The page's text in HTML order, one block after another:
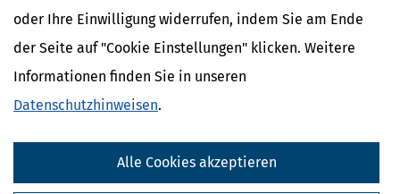
oder Ihre Einwilligung widerrufen, indem Sie am Ende
der Seite auf "Cookie Einstellungen" klicken. Weitere
Informationen finden Sie in unseren
Datenschutzhinweisen.
Alle Cookies akzeptieren
Kostenlose Steuertipps & News
Steuertipps Selbstständige
Geldtipps